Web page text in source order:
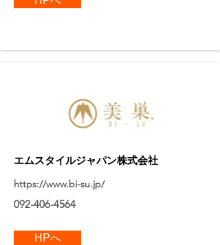
エムスタイルジャパン株式会社
https://www.bi-su.jp/
092-406-4564
HPへ